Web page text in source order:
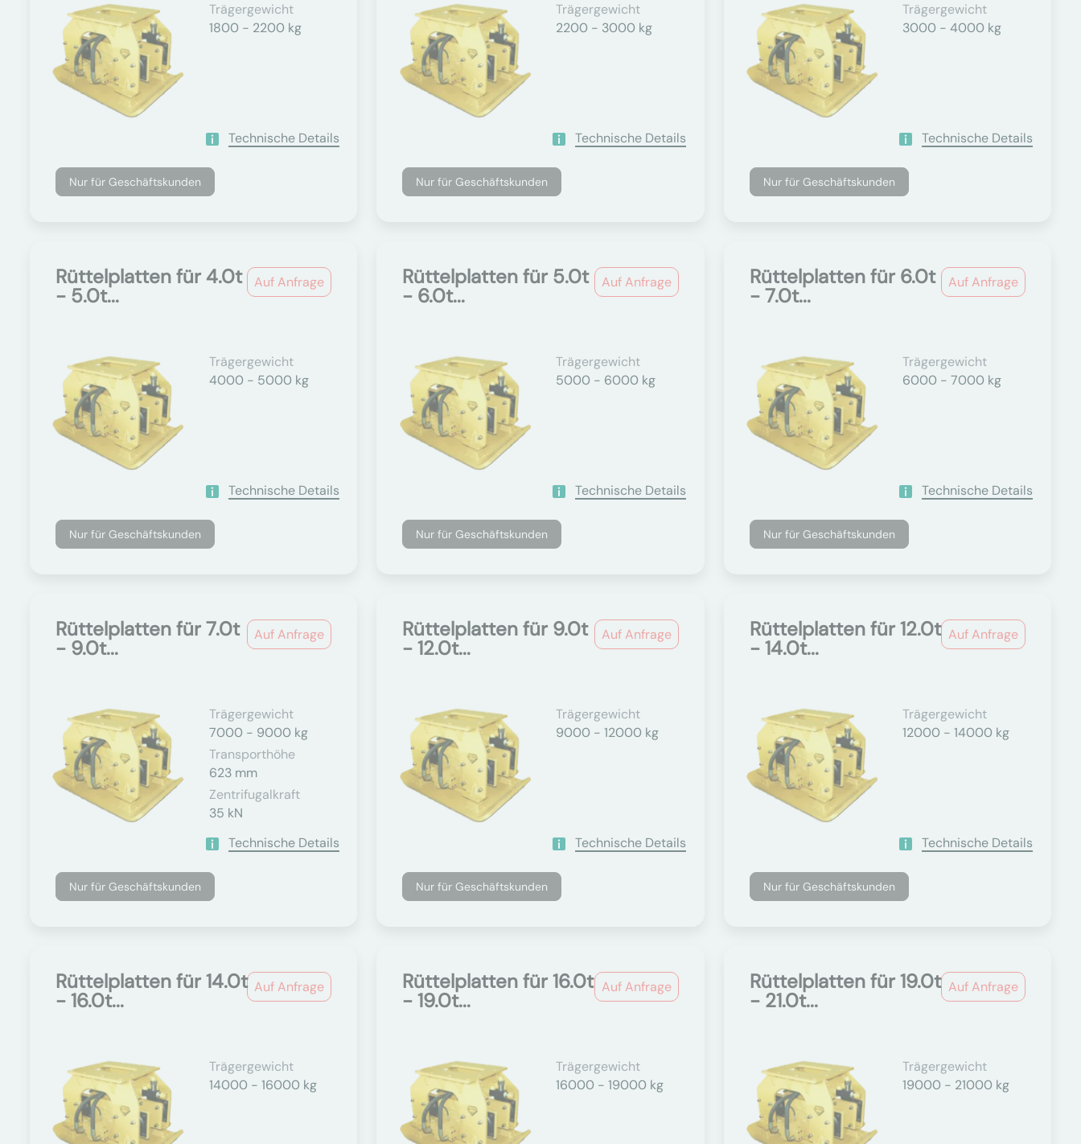
Trägergewicht
1800 - 2200 kg
Technische Details
Nur für Geschäftskunden
Trägergewicht
2200 - 3000 kg
Technische Details
Nur für Geschäftskunden
Trägergewicht
3000 - 4000 kg
Technische Details
Nur für Geschäftskunden
Auf Anfrage
Rüttelplatten für 4.0t
- 5.0t...
Trägergewicht
4000 - 5000 kg
Technische Details
Nur für Geschäftskunden
Auf Anfrage
Rüttelplatten für 5.0t
- 6.0t...
Trägergewicht
5000 - 6000 kg
Technische Details
Nur für Geschäftskunden
Auf Anfrage
Rüttelplatten für 6.0t
- 7.0t...
Trägergewicht
6000 - 7000 kg
Technische Details
Nur für Geschäftskunden
Auf Anfrage
Rüttelplatten für 7.0t
- 9.0t...
Trägergewicht
7000 - 9000 kg
Transporthöhe
623 mm
Zentrifugalkraft
35 kN
Technische Details
Nur für Geschäftskunden
Auf Anfrage
Rüttelplatten für 9.0t
- 12.0t...
Trägergewicht
9000 - 12000 kg
Technische Details
Nur für Geschäftskunden
Auf Anfrage
Rüttelplatten für 12.0t
- 14.0t...
Trägergewicht
12000 - 14000 kg
Technische Details
Nur für Geschäftskunden
Auf Anfrage
Rüttelplatten für 14.0t
- 16.0t...
Trägergewicht
14000 - 16000 kg
Auf Anfrage
Rüttelplatten für 16.0t
- 19.0t...
Trägergewicht
16000 - 19000 kg
Auf Anfrage
Rüttelplatten für 19.0t
- 21.0t...
Trägergewicht
19000 - 21000 kg